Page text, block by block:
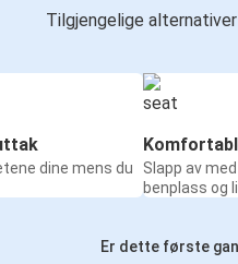
Tilgjengelige
dine mens du
Slapp av
benplass og
Er dette første